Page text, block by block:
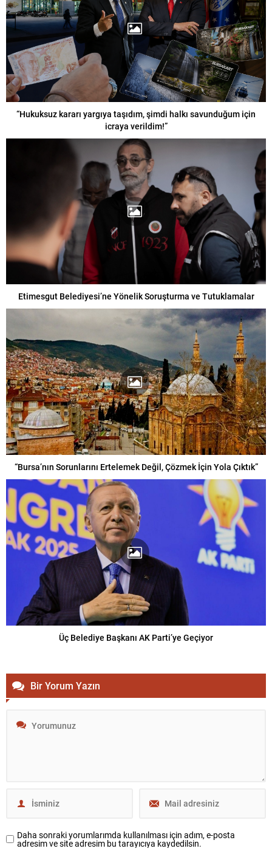
“Hukuksuz kararı yargıya taşıdım, şimdi halkı savunduğum için
icraya verildim!”
Etimesgut Belediyesi’ne Yönelik Soruşturma ve Tutuklamalar
“Bursa’nın Sorunlarını Ertelemek Değil, Çözmek İçin Yola Çıktık”
Üç Belediye Başkanı AK Parti’ye Geçiyor
Bir Yorum Yazın
Daha sonraki yorumlarımda kullanılması için adım, e-posta
adresim ve site adresim bu tarayıcıya kaydedilsin.